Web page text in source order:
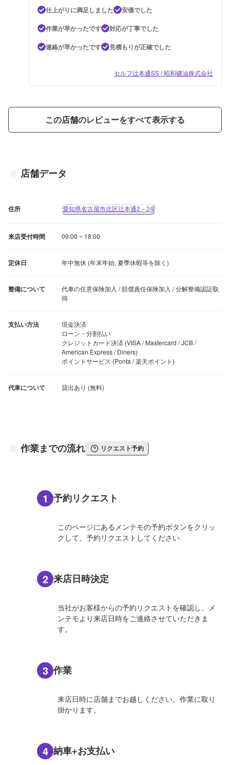
仕上がりに満足しました
安価でした
作業が早かったです
対応が丁寧でした
連絡が早かったです
見積もりが正確でした
セルフ辻本通SS / 昭和礦油株式会社
この店舗のレビューをすべて表示する
店舗データ
住所 愛知県名古屋市北区辻本通2－24
来店受付時間 09:00 ~ 18:00
定休日 年中無休 (年末年始, 夏季休暇等を除く)
整備について
代車の任意保険加入 / 賠償責任保険加入 / 分解整備認証取
得
支払い方法
現金決済
ローン・分割払い
クレジットカード決済 (VISA / Mastercard / JCB /
American Express / Diners)
ポイントサービス (Ponta / 楽天ポイント)
代車について
作業までの流れ リクエスト予約
1 予約リクエスト
このページにあるメンテモの予約ボタンをクリッ
クして、予約リクエストしてください
2 来店日時決定
当社がお客様からの予約リクエストを確認し、メ
ンテモより来店日時をご連絡させていただきま
す。
3 作業
来店日時に店舗までお越しください。作業に取り
掛かります。
4 納車+お支払い